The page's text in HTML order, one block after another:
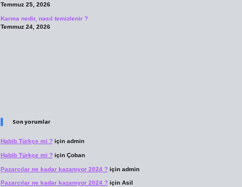
Temmuz 25, 2026
Karma nedir, nasıl temizlenir ?
Temmuz 24, 2026
Son yorumlar
Habib Türkçe mi ?için admin
Habib Türkçe mi ?için Çoban
Pazarcılar ne kadar kazanıyor 2024 ?için admin
Pazarcılar ne kadar kazanıyor 2024 ?için Asil